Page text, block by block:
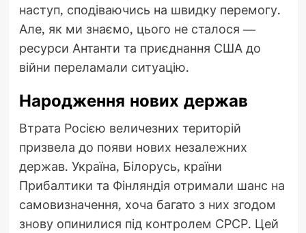
наступ, сподіваючись на швидку перемогу.
Але, як ми знаємо, цього не сталося —
ресурси Антанти та приєднання США до
війни переламали ситуацію.
Народження нових держав
Втрата Росією величезних територій
призвела до появи нових незалежних
держав. Україна, Білорусь, країни
Прибалтики та Фінляндія отримали шанс на
самовизначення, хоча багато з них згодом
знову опинилися під контролем СРСР. Цей